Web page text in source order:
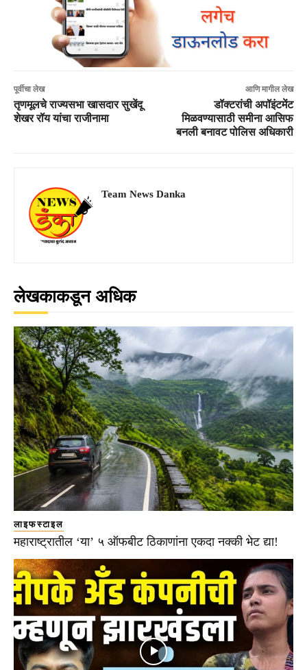
पूर्वीचा लेख
तृणमूलचे राज्यसभा खासदार सुखेंदू
शेखर रॉय यांचा राजीनामा
आणि मागील लेख
डॉक्टरांची अपॉइंटमेंट
मिळवण्यासाठी समीना आसिफ
बनली बनावट पोलिस अधिकारी
Team News Danka
लेखकाकडून अधिक
लाइफस्टाइल
महाराष्ट्रातील ‘या’ ५ ऑफबीट ठिकाणांना एकदा नक्की भेट द्या!